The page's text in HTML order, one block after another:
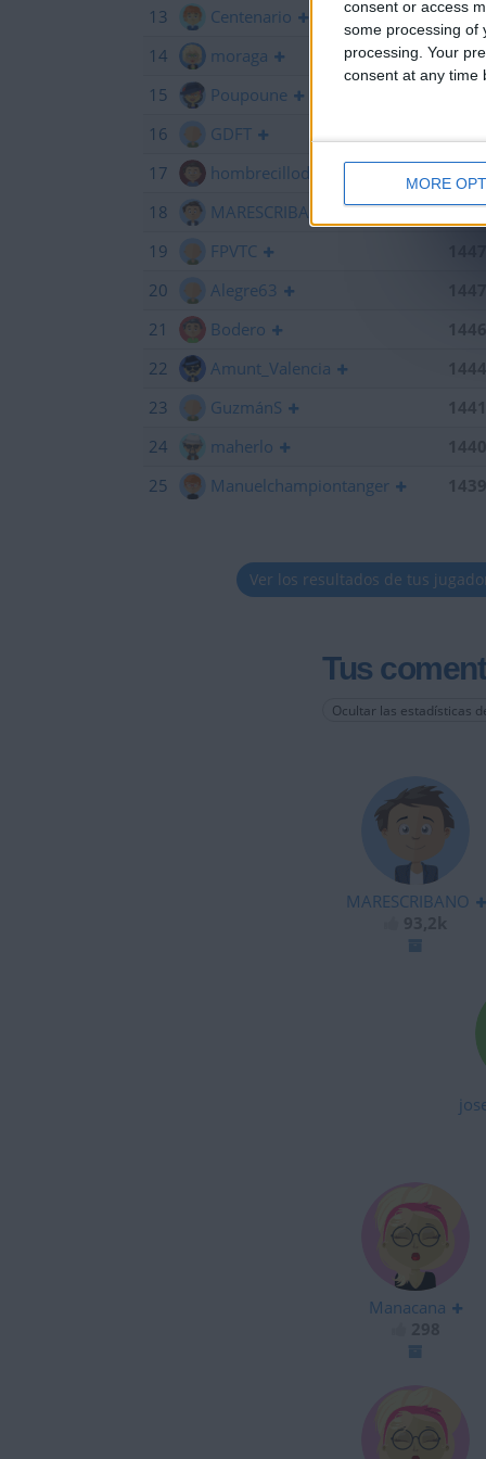
consent or access
some processing of
processing. Your
consent at any time
MORE
13
Centenario
14
moraga
15
Poupoune
16
GDFT
17
hombrecillodepan
18
MARESCRIBANO
19
FPVTC
20
Alegre63
21
Bodero
22
Amunt_Valencia
23
GuzmánS
24
maherlo
25
Manuelchampiontanger
Ver los resultados de tus
Tus
Ocultar las estadísticas
MARESCRIBANO
Manacana